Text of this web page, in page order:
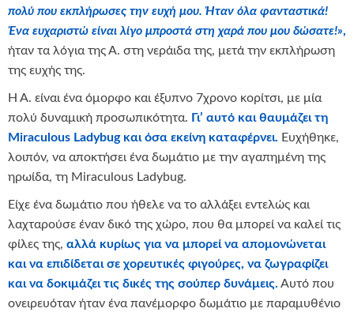
πολύ που εκπλήρωσες την ευχή μου. Ήταν όλα φανταστικά!
Ένα ευχαριστώ είναι λίγο μπροστά στη χαρά που μου δώσατε!»,
ήταν τα λόγια της Α. στη νεράιδα της, μετά την εκπλήρωση
της ευχής της.
Η Α. είναι ένα όμορφο και έξυπνο 7χρονο κορίτσι, με μία
πολύ δυναμική προσωπικότητα. Γι’ αυτό και θαυμάζει τη
Miraculous Ladybugκαι όσα εκείνη καταφέρνει. Ευχήθηκε,
λοιπόν, να αποκτήσει ένα δωμάτιο με την αγαπημένη της
ηρωίδα, τη Miraculous Ladybug.
Είχε ένα δωμάτιο που ήθελε να το αλλάξει εντελώς και
λαχταρούσε έναν δικό της χώρο, που θα μπορεί να καλεί τις
φίλες της, αλλά κυρίως για να μπορεί να απομονώνεται
και να επιδίδεται σε χορευτικές φιγούρες, να ζωγραφίζει
και να δοκιμάζει τις δικές της σούπερ δυνάμεις. Αυτό που
ονειρευόταν ήταν ένα πανέμορφο δωμάτιο με παραμυθένιο